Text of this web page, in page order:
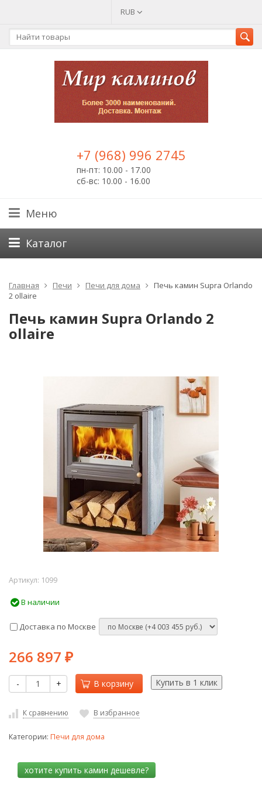
RUB
+7 (968) 996 2745
пн-пт: 10.00 - 17.00
сб-вс: 10.00 - 16.00
Меню
Каталог
Главная Печи Печи для дома
Печь камин Supra Orlando
2 ollaire
Печь камин Supra Orlando 2
ollaire
Артикул: 1099
В наличии
Доставка по Москве
266 897 ₽
- + В корзину
К сравнению В избранное
Категории: Печи для дома